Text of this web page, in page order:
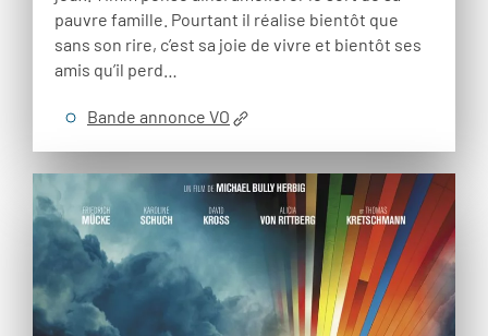
pauvre famille. Pourtant il réalise bientôt que
sans son rire, c’est sa joie de vivre et bientôt ses
amis qu’il perd…
Bande annonce VO